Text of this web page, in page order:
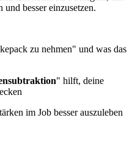
und besser einzusetzen.
zu nehmen" und was das
" hilft, deine
im Job besser auszuleben